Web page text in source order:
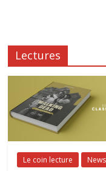
Lectures
Le coin lecture News